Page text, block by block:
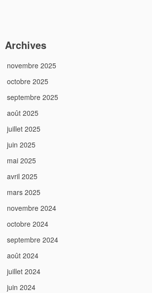
Archives
novembre 2025
octobre 2025
septembre 2025
août 2025
juillet 2025
juin 2025
mai 2025
avril 2025
mars 2025
novembre 2024
octobre 2024
septembre 2024
août 2024
juillet 2024
juin 2024